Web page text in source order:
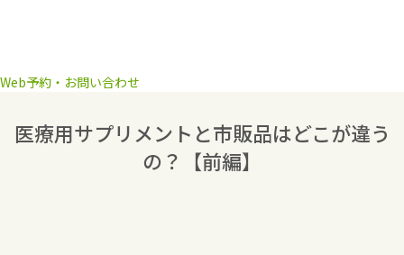
Web予約・お問い合わせ
医療用サプリメントと市販品はどこが違う
の？【前編】